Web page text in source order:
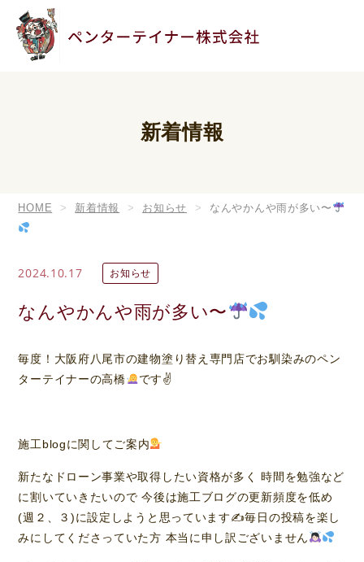
新着情報
HOME 新着情報 お知らせ なんやかんや雨が多い〜
2024.10.17 お知らせ
なんやかんや雨が多い〜
毎度！大阪府八尾市の建物塗り替え専門店でお馴染みのペン
ターテイナーの高橋
です✌
施工blogに関してご案内
新たなドローン事業や取得したい資格が多く 時間を勉強など
に割いていきたいので 今後は施工ブログの更新頻度を低め
(週２、３)に設定しようと思っています✍毎日の投稿を楽し
みにしてくださっていた方 本当に申し訳ございません